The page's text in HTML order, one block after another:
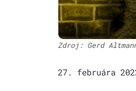
Zdroj: Gerd
27. februára